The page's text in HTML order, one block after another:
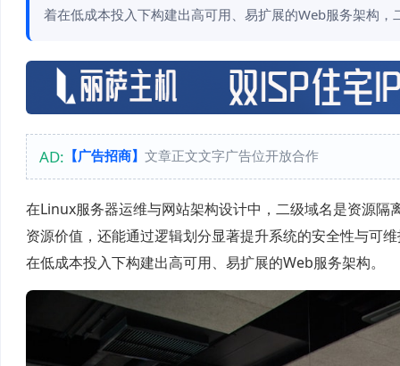
着在低成本投入下构建出高可用、易扩展的Web服务架构
AD: 【广告招商】 文章正文文字广告位开放合作
在Linux服务器运维与网站架构设计中，二级域名是资源
资源价值，还能通过逻辑划分显著提升系统的安全性与可
在低成本投入下构建出高可用、易扩展的Web服务架构。